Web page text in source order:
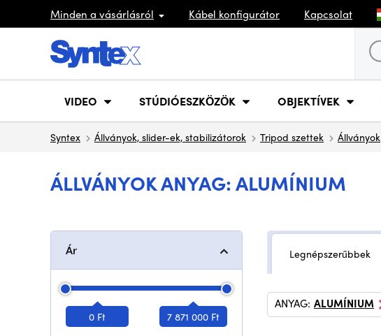
Minden a vásárlásról Kábel konfigurátor Kapcsolat
VIDEO STÚDIÓESZKÖZÖK OBJEKTÍVEK
Syntex Állványok, slider-ek, stabilizátorok Tripod szettek Állványok
ÁLLVÁNYOK ANYAG: ALUMÍNIUM
Ár
0 Ft 7 871 000 Ft
Legnépszerűbbek
ANYAG: ALUMÍNIUM